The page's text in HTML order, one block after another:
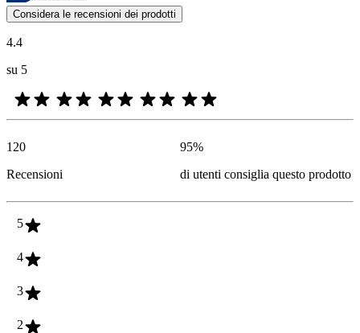
Le valutazioni dei prodotti e le classificazioni in stelle da parte degli
Considera le recensioni dei prodotti
4.4
su 5
120
Recensioni
95%
di utenti consiglia questo prodotto
5
4
3
2